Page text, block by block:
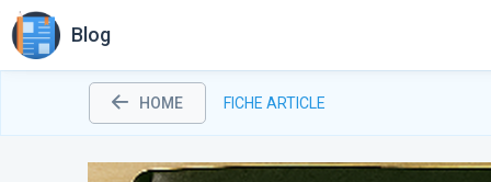
Blog
HOME FICHE ARTICLE